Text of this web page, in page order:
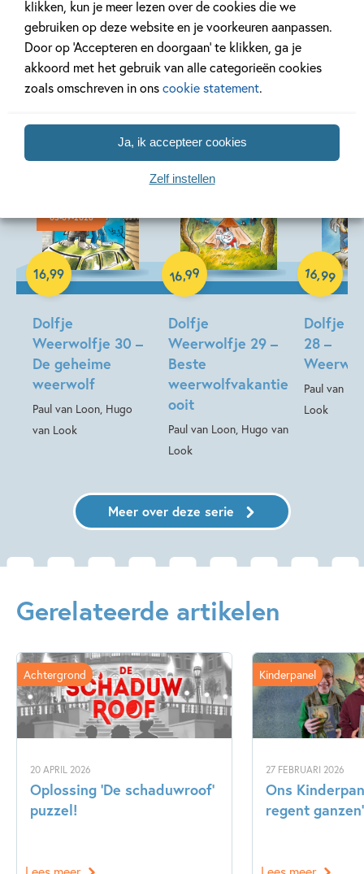
klikken, kun je meer lezen over de cookies die we
gebruiken op deze website en je voorkeuren aanpassen.
Door op ‘Accepteren en doorgaan’ te klikken, ga je
akkoord met het gebruik van alle categorieën cookies
zoals omschreven in onscookie statement.
Ja, ik accepteer cookies
Zelf instellen
Andere boeken uit de serie 'Dolfje
Weerwolfje'
03-09-2026
Dolfje
Weerwolfje 30 –
De geheime
weerwolf
Paul van Loon, Hugo
van Look
16,99
Hardcover
Dolfje
Weerwolfje 29 –
Beste
weerwolfvakantie
ooit
Paul van Loon, Hugo van
Look
16,99
Hardcover
Dolfje
28 –
Paul van
Look
16,99
Hardcover
Meer over deze serie
Gerelateerde artikelen
20 APRIL 2026
Oplossing ‘De schaduwroof’
puzzel!
Achtergrond
27 FEBRUARI 2026
Ons
regent ganzen’
Kinderpanel